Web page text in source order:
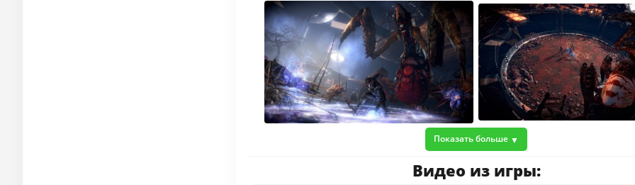
Показать больше
Видео из игры: